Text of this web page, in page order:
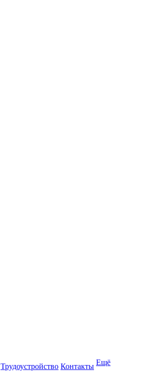
Трудоустройство Контакты Ещё